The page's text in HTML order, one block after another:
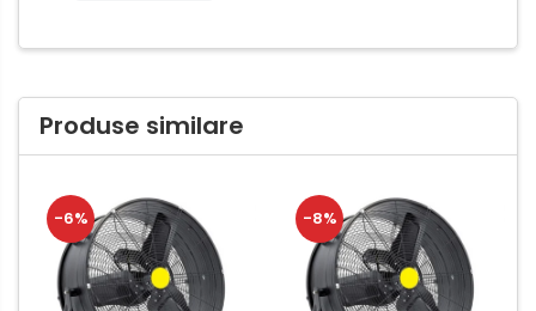
Produse similare
-6% -8%